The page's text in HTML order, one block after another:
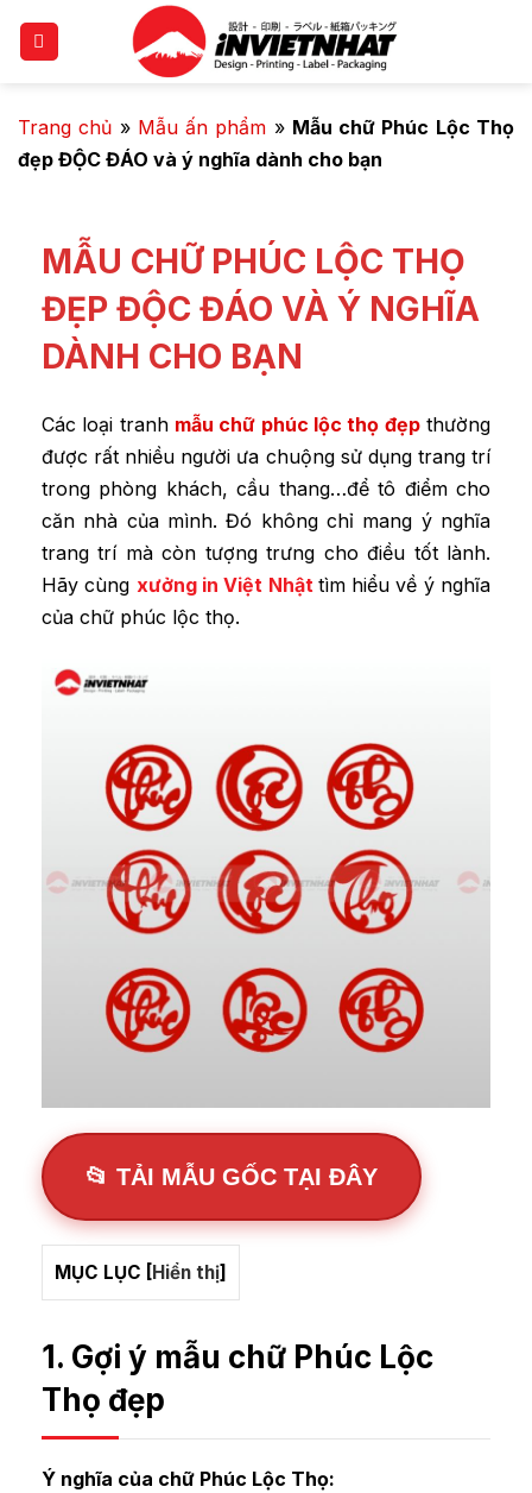
Trang chủ » Mẫu ấn phẩm » Mẫu chữ Phúc Lộc Thọ
đẹp ĐỘC ĐÁO và ý nghĩa dành cho bạn
MẪU CHỮ PHÚC LỘC THỌ
ĐẸP ĐỘC ĐÁO VÀ Ý NGHĨA
DÀNH CHO BẠN
Các loại tranh mẫu chữ phúc lộc thọ đẹpthường
được rất nhiều người ưa chuộng sử dụng trang trí
trong phòng khách, cầu thang…để tô điểm cho
căn nhà của mình. Đó không chỉ mang ý nghĩa
trang trí mà còn tượng trưng cho điều tốt lành.
Hãy cùng xưởng in Việt Nhật tìm hiểu về ý nghĩa
của chữ phúc lộc thọ.
📂 TẢI MẪU GỐC TẠI ĐÂY
MỤC LỤC [Hiển thị]
1. Gợi ý mẫu chữ Phúc Lộc
Thọ đẹp
Ý nghĩa của chữ Phúc Lộc Thọ: